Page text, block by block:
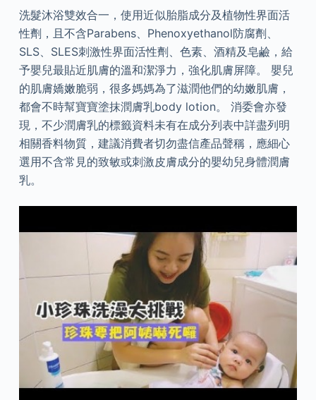
洗髮沐浴雙效合一，使用近似胎脂成分及植物性界面活
性劑，且不含Parabens、Phenoxyethanol防腐劑、
SLS、SLES刺激性界面活性劑、色素、酒精及皂鹼，給
予嬰兒最貼近肌膚的溫和潔淨力，強化肌膚屏障。 嬰兒
的肌膚嬌嫩脆弱，很多媽媽為了滋潤他們的幼嫩肌膚，
都會不時幫寶寶塗抹潤膚乳body lotion。 消委會亦發
現，不少潤膚乳的標籤資料未有在成分列表中詳盡列明
相關香料物質，建議消費者切勿盡信產品聲稱，應細心
選用不含常見的致敏或刺激皮膚成分的嬰幼兒身體潤膚
乳。